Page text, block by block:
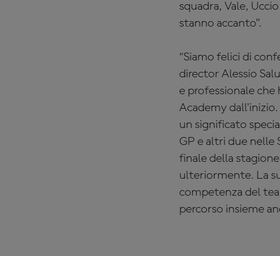
squadra, Vale,
stanno accanto”.
“Siamo felici di
director Alessio
e professionale
Academy dall'inizio.
un significato
GP e altri due nelle
finale della
ulteriormente. La
competenza del
percorso insieme